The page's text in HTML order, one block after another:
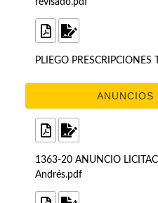
revisado.pdf
PLIEGO
1363-20 ANUNCIO
Andrés.pdf